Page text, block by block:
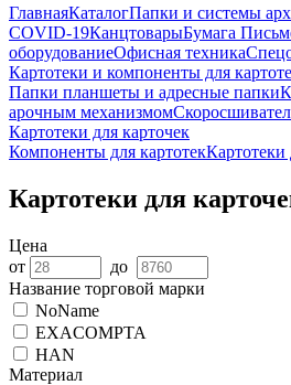
ГлавнаяКаталогПапки и системы
COVID-19КанцтоварыБумага
оборудованиеОфисная техника
Картотеки и компоненты для
Папки планшеты и адресные папки
арочным механизмом
Картотеки для карточек
Компоненты для картотекКартотеки
Картотеки для
Цена
от
до
Название торговой марки
NoName
EXACOMPTA
HAN
Материал